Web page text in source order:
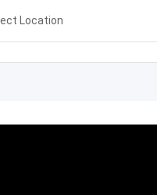
Location